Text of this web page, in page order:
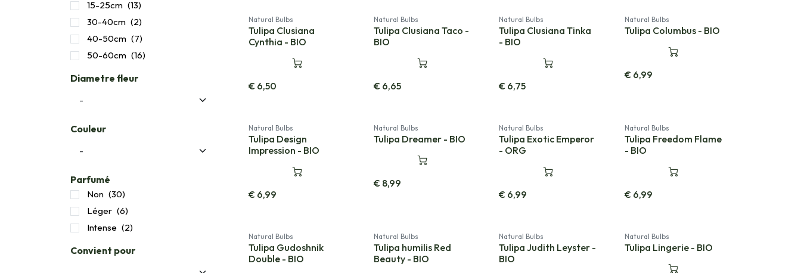
15-25cm (13)
30-40cm (2)
40-50cm (7)
50-60cm (16)
Diametre fleur
Couleur
Parfumé
Non (30)
Léger (6)
Intense (2)
Convient pour
Natural Bulbs
Tulipa Clusiana
Cynthia - BIO
€ 6,50
Natural Bulbs
Tulipa Clusiana Taco -
BIO
€ 6,65
Natural Bulbs
Tulipa Clusiana Tinka
- BIO
€ 6,75
Natural Bulbs
Tulipa Columbus - BIO
€ 6,99
Natural Bulbs
Tulipa Design
Impression - BIO
€ 6,99
Natural Bulbs
Tulipa Dreamer - BIO
€ 8,99
Natural Bulbs
Tulipa Exotic Emperor
- ORG
€ 6,99
Natural Bulbs
Tulipa Freedom Flame
- BIO
€ 6,99
Natural Bulbs
Tulipa Gudoshnik
Double - BIO
Natural Bulbs
Tulipa humilis Red
Beauty - BIO
Natural Bulbs
Tulipa Judith Leyster -
BIO
Nouveau!
Natural Bulbs
Tulipa Lingerie - BIO